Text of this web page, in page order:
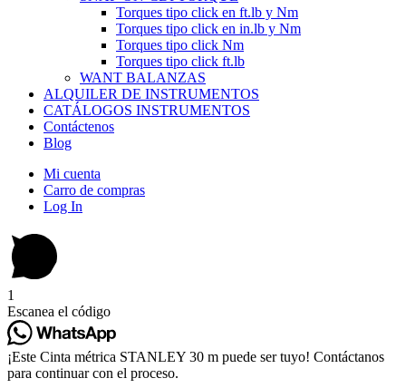
Torques tipo click en ft.lb y Nm
Torques tipo click en in.lb y Nm
Torques tipo click Nm
Torques tipo click ft.lb
WANT BALANZAS
ALQUILER DE INSTRUMENTOS
CATÁLOGOS INSTRUMENTOS
Contáctenos
Blog
Mi cuenta
Carro de compras
Log In
1
Escanea el código
¡Este Cinta métrica STANLEY 30 m puede ser tuyo! Contáctanos
para continuar con el proceso.